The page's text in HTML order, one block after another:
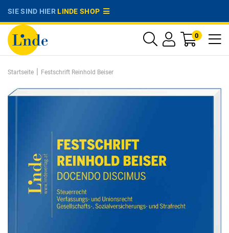
SIE SIND HIERLINDE SHOP
0
Startseite | Festschrift Reinhold Beiser